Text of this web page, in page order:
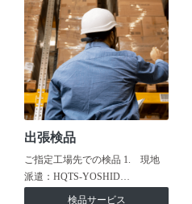
出張検品
ご指定工場先での検品 1. 現地
派遣：HQTS-YOSHID…
検品サービス